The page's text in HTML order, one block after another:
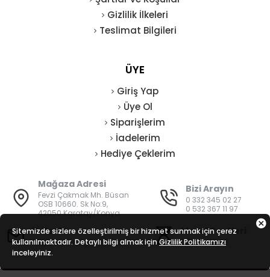
Gizlilik İlkeleri
Teslimat Bilgileri
ÜYE
Giriş Yap
Üye Ol
Siparişlerim
İadelerim
Hediye Çeklerim
Mağaza Adresi
Fevzi Çakmak Mh. Büsan
OSB 10660. Sk No:9,
42050 Karatay/Konya
Bizi Arayın
0 332 345 02 27
0 532 367 11 97
E-Posta
bilgi@vatanisguvenligi.com
Mesai Saatleri
08:00 - 19:00
Sitemizde sizlere özelleştirilmiş bir hizmet sunmak için çerez
kullanılmaktadır. Detaylı bilgi almak için Gizlilik Politikamızı
inceleyiniz.